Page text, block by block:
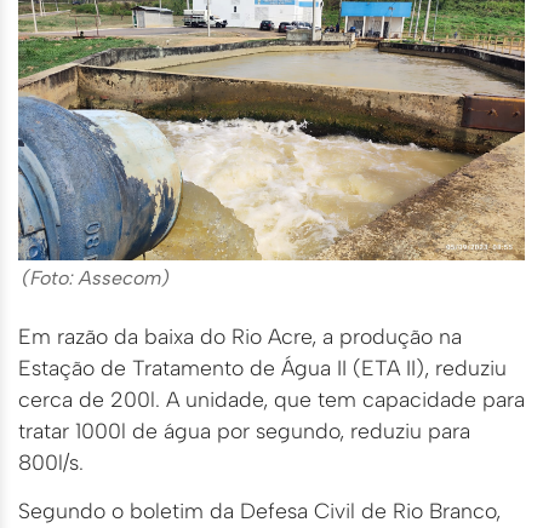
(Foto: Assecom)
Em razão da baixa do Rio Acre, a produção na
Estação de Tratamento de Água II (ETA II), reduziu
cerca de 200l. A unidade, que tem capacidade para
tratar 1000l de água por segundo, reduziu para
800l/s.
Segundo o boletim da Defesa Civil de Rio Branco,